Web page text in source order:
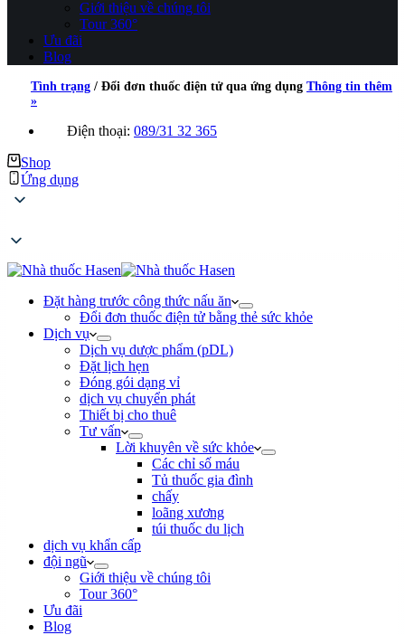
Giới thiệu về chúng tôi
Tour 360°
Ưu đãi
Blog
Tình trạng / Đổi đơn thuốc điện tử qua ứng dụng Thông tin thêm
»
Điện thoại: 089/31 32 365
Shop
Ứng dụng
Đặt hàng trước công thức nấu ăn
Đổi đơn thuốc điện tử bằng thẻ sức khỏe
Dịch vụ
Dịch vụ dược phẩm (pDL)
Đặt lịch hẹn
Đóng gói dạng vỉ
dịch vụ chuyển phát
Thiết bị cho thuê
Tư vấn
Lời khuyên về sức khỏe
Các chỉ số máu
Tủ thuốc gia đình
chấy
loãng xương
túi thuốc du lịch
dịch vụ khẩn cấp
đội ngũ
Giới thiệu về chúng tôi
Tour 360°
Ưu đãi
Blog